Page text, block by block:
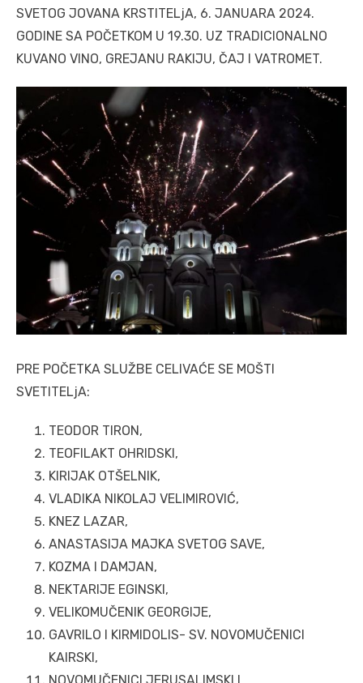
SVETOG JOVANA KRSTITELjA, 6. JANUARA 2024.
GODINE SA POČETKOM U 19.30. UZ TRADICIONALNO
KUVANO VINO, GREJANU RAKIJU, ČAJ I VATROMET.
PRE POČETKA SLUŽBE CELIVAĆE SE MOŠTI
SVETITELjA:
TEODOR TIRON,
TEOFILAKT OHRIDSKI,
KIRIJAK OTŠELNIK,
VLADIKA NIKOLAJ VELIMIROVIĆ,
KNEZ LAZAR,
ANASTASIJA MAJKA SVETOG SAVE,
KOZMA I DAMJAN,
NEKTARIJE EGINSKI,
VELIKOMUČENIK GEORGIJE,
GAVRILO I KIRMIDOLIS- SV. NOVOMUČENICI
KAIRSKI,
NOVOMUČENICI JERUSALIMSKI I